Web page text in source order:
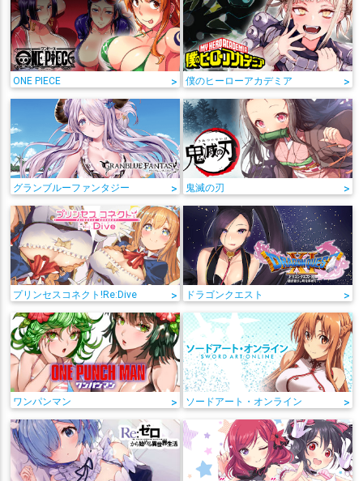
ONE PIECE > 僕のヒーローアカデミア >
グランブルーファンタジー > 鬼滅の刃 >
プリンセスコネクト!Re:Dive > ドラゴンクエスト >
ワンパンマン > ソードアート・オンライン >